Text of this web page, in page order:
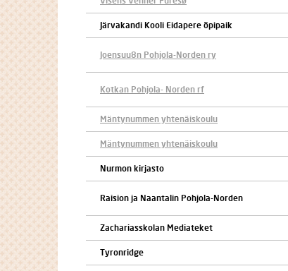
Järvakandi Kooli Eidapere õpipaik
Joensuu8n Pohjola-Norden ry
Kotkan Pohjola- Norden rf
Mäntynummen yhtenäiskoulu
Mäntynummen yhtenäiskoulu
Nurmon kirjasto
Raision ja Naantalin Pohjola-Norden
Zachariasskolan Mediateket
Tyronridge